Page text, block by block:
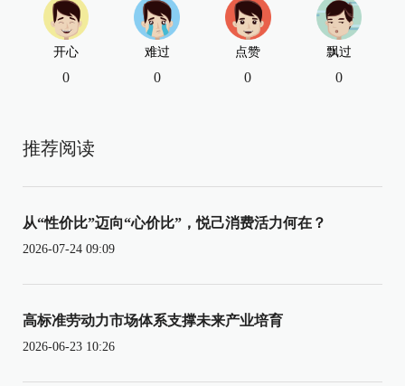
开心
0
难过
0
点赞
0
飘过
0
推荐阅读
从“性价比”迈向“心价比”，悦己消费活力何在？
2026-07-24 09:09
高标准劳动力市场体系支撑未来产业培育
2026-06-23 10:26